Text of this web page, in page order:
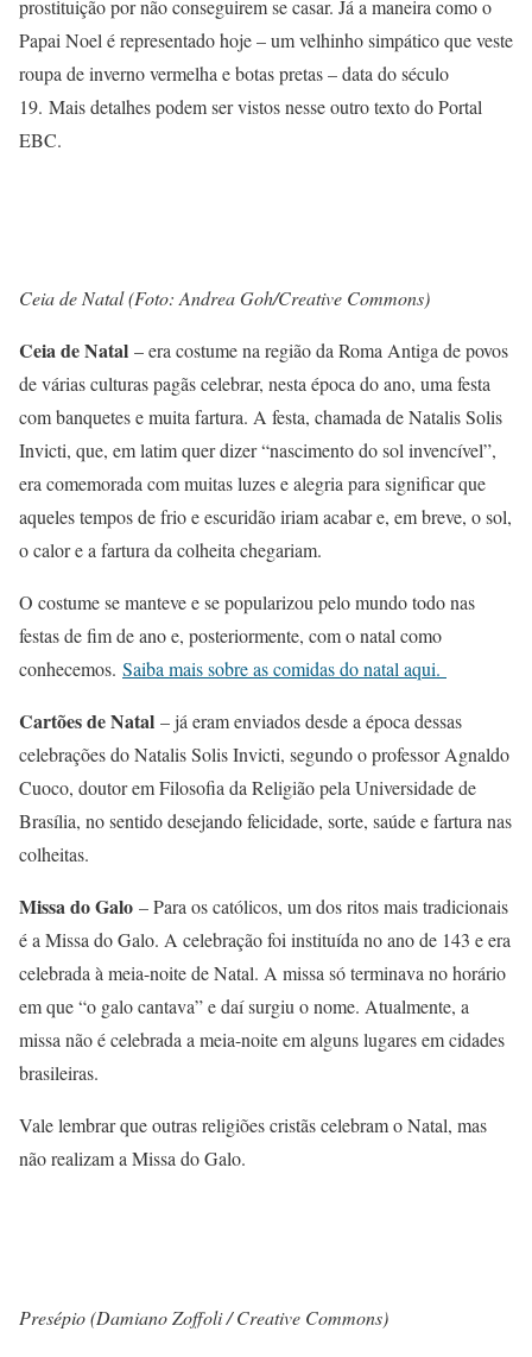
prostituição por não conseguirem se casar. Já a maneira como o
Papai Noel é representado hoje – um velhinho simpático que veste
roupa de inverno vermelha e botas pretas – data do século
19. Mais detalhes podem ser vistos nesse outro texto do Portal
EBC.
Ceia de Natal (Foto: Andrea Goh/Creative Commons)
Ceia de Natal – era costume na região da Roma Antiga de povos
de várias culturas pagãs celebrar, nesta época do ano, uma festa
com banquetes e muita fartura. A festa, chamada de Natalis Solis
Invicti, que, em latim quer dizer “nascimento do sol invencível”,
era comemorada com muitas luzes e alegria para significar que
aqueles tempos de frio e escuridão iriam acabar e, em breve, o sol,
o calor e a fartura da colheita chegariam.
O costume se manteve e se popularizou pelo mundo todo nas
festas de fim de ano e, posteriormente, com o natal como
conhecemos. Saiba mais sobre as comidas do natal aqui.
Cartões de Natal – já eram enviados desde a época dessas
celebrações do Natalis Solis Invicti, segundo o professor Agnaldo
Cuoco, doutor em Filosofia da Religião pela Universidade de
Brasília, no sentido desejando felicidade, sorte, saúde e fartura nas
colheitas.
Missa do Galo – Para os católicos, um dos ritos mais tradicionais
é a Missa do Galo. A celebração foi instituída no ano de 143 e era
celebrada à meia-noite de Natal. A missa só terminava no horário
em que “o galo cantava” e daí surgiu o nome. Atualmente, a
missa não é celebrada a meia-noite em alguns lugares em cidades
brasileiras.
Vale lembrar que outras religiões cristãs celebram o Natal, mas
não realizam a Missa do Galo.
Presépio (Damiano Zoffoli / Creative Commons)